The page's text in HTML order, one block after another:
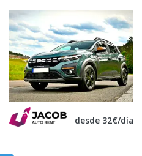
desde 32€/día